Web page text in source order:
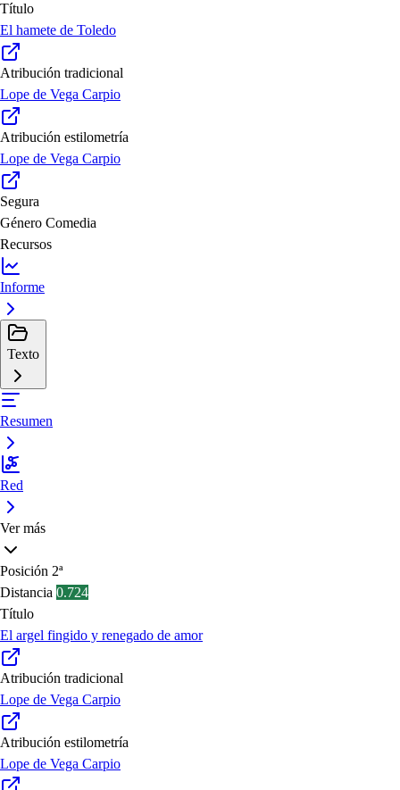
Título
El hamete de Toledo
Atribución tradicional
Lope de Vega Carpio
Atribución estilometría
Lope de Vega Carpio
Segura
Género Comedia
Recursos
Informe
Texto
Resumen
Red
Ver más
Posición 2ª
Distancia 0.724
Título
El argel fingido y renegado de amor
Atribución tradicional
Lope de Vega Carpio
Atribución estilometría
Lope de Vega Carpio